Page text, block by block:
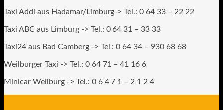
Taxi Addi aus Hadamar/Limburg-> Tel.: 0 64 33 – 22 22
Taxi ABC aus Limburg -> Tel.: 0 64 31 – 33 33
Taxi24 aus Bad Camberg -> Tel.: 0 64 34 – 930 68 68
Weilburger Taxi -> Tel.: 0 64 71 – 41 16 6
Minicar Weilburg -> Tel.: 0 6 4 7 1 – 2 1 2 4